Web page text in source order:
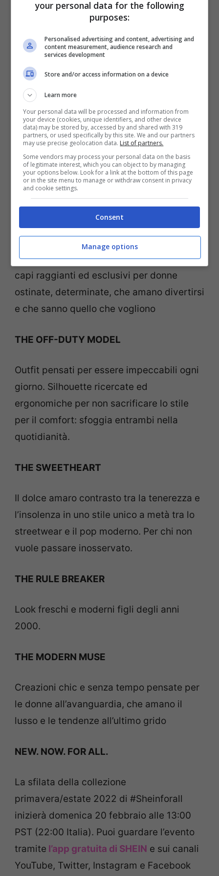
capi raggianti ed esclusivi per donne
ostinate, determinate, che amano divertirsi
e che sanno quello che vogliono
THE OFF-DUTY MODEL
Outfit pensati per essere impeccabili ogni
giorno. Silhouette ricercate ed
ergonomiche per non sacrificare lo stile
per il comfort: sfoggia entrambi nella
quotidianità.
THE SWEETHEART
Il dolce amaro contrasto tra la tenerezza e
l’insolenza in uno stile unico a metà tra lo
streetwear e il pop moderno. Per chi non
vuole passare inosservato.
THE RULE BREAKER
Look freschi e moderni figli degli anni
2000.
THE MODERN MUSE
Creazioni chic e senza tempo pensate per
le donne all’avanguardia, che amano il
lusso e le tendenze all’ultimo grido
NEW. NOW. FOR ALL.
La sfilata della collezione
primavera/estate 2022 di #Sheinforall
inizierà domenica 20 febbraio alle 13:00
PST (22:00 Italia). Puoi guardare l’evento
tramite l’app gratuita di SHEIN e sui canali
YouTube, Twitter, Instagram e Facebook
your personal data for the following
purposes:
Personalised advertising and content, advertising and
content measurement, audience research and
services development
Store and/or access information on a device
Learn more
Your personal data will be processed and information from
your device (cookies, unique identifiers, and other device
data) may be stored by, accessed by and shared with 319
partners, or used specifically by this site. We and our partners
may use precise geolocation data. List of partners.
Some vendors may process your personal data on the basis
of legitimate interest, which you can object to by managing
your options below. Look for a link at the bottom of this page
or in the site menu to manage or withdraw consent in privacy
and cookie settings.
Consent
Manage options